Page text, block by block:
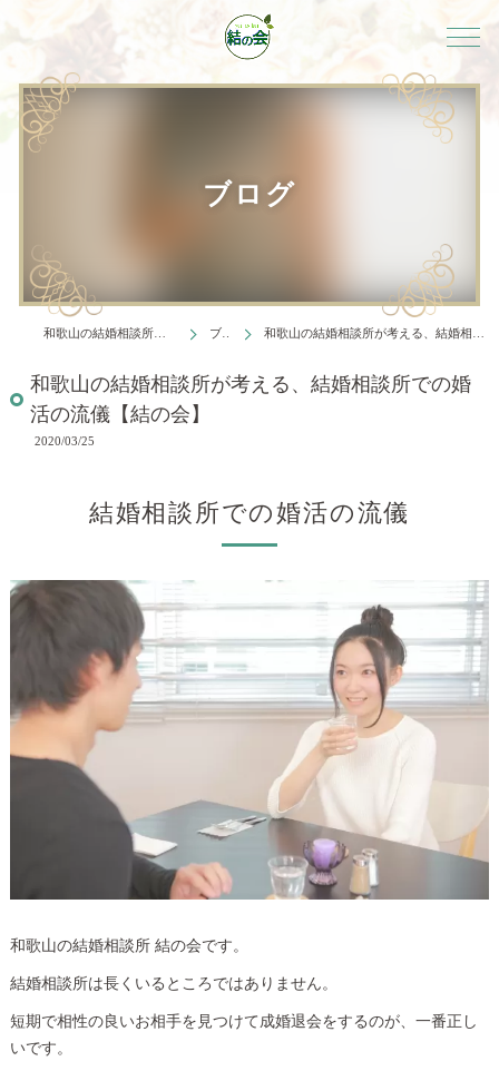
ブログ
和歌山の結婚相談所は結婚相談所 結の会 ブログ 和歌山の結婚相談所が考える、結婚相談所での婚活の流儀【結の会】
和歌山の結婚相談所が考える、結婚相談所での婚
活の流儀【結の会】
2020/03/25
結婚相談所での婚活の流儀
和歌山の結婚相談所 結の会です。
結婚相談所は長くいるところではありません。
短期で相性の良いお相手を見つけて成婚退会をするのが、一番正し
いです。